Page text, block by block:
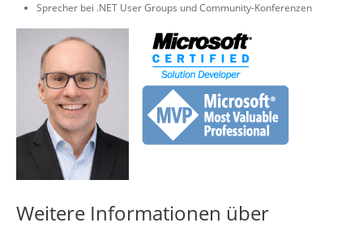
Sprecher bei .NET User Groups und Community-Konferenzen
Weitere Informationen über